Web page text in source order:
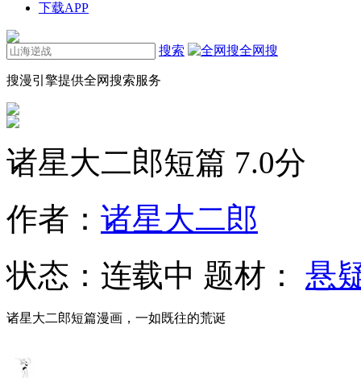
下载APP
搜索 全网搜
搜漫引擎提供全网搜索服务
诸星大二郎短篇 7.0分
作者： 诸星大二郎
状态： 连载中 题材： 悬
诸星大二郎短篇漫画，一如既往的荒诞